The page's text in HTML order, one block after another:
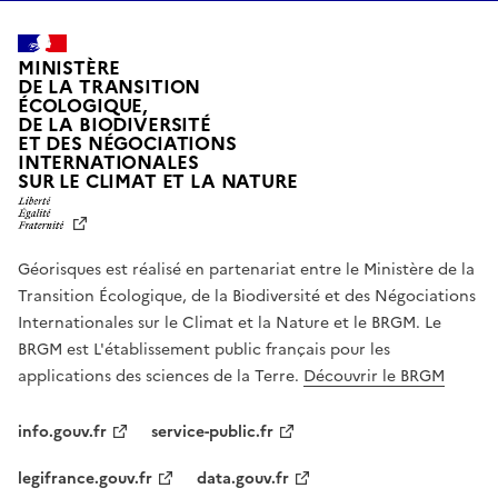
MINISTÈRE
DE LA TRANSITION
ÉCOLOGIQUE,
DE LA BIODIVERSITÉ
ET DES NÉGOCIATIONS
INTERNATIONALES
SUR LE CLIMAT ET LA NATUREL
T
É
,
É
G
A
L
F
Géorisques est réalisé en partenariat entre le Ministère de la
Transition Écologique, de la Biodiversité et des Négociations
Internationales sur le Climat et la Nature et le BRGM. Le
BRGM est L'établissement public français pour les
applications des sciences de la Terre. Découvrir le BRGM
info.gouv.fr
service-public.fr
legifrance.gouv.fr
data.gouv.fr